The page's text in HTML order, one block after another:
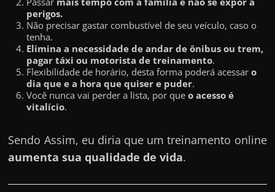
perigos.
Não precisar gastar combustível de seu veículo, caso o
tenha.
Elimina a necessidade de andar de ônibus ou trem,
pagar táxi ou motorista de treinamento.
Flexibilidade de horário, desta forma poderá acessaro
dia que e a hora que quiser e puder.
Você nunca vai perder a lista, por queo acesso é
vitalício.
Sendo Assim, eu diria que um treinamento online
aumenta sua qualidade de vida.